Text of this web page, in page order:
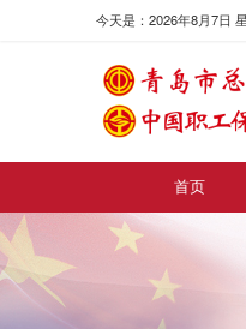
今天是：2026年8月7日
首页